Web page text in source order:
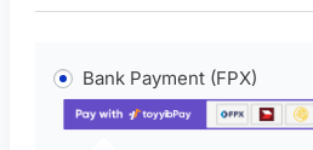
Bank Payment (FPX)